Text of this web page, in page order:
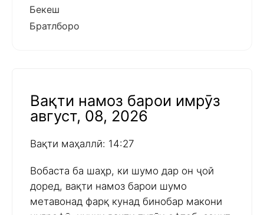
Бекеш
Братлборо
Вақти намоз барои имрӯз
август, 08, 2026
Вақти маҳаллӣ: 14:27
Вобаста ба шаҳр, ки шумо дар он ҷой
доред, вақти намоз барои шумо
метавонад фарқ кунад бинобар макони